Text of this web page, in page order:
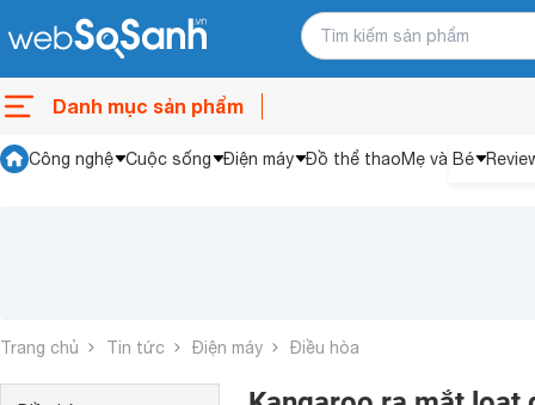
Danh mục sản phẩm
Công nghệ Cuộc sống Điện máy Đồ thể thaoMẹ và Bé
Trang chủ Tin tức Điện máy Điều hòa